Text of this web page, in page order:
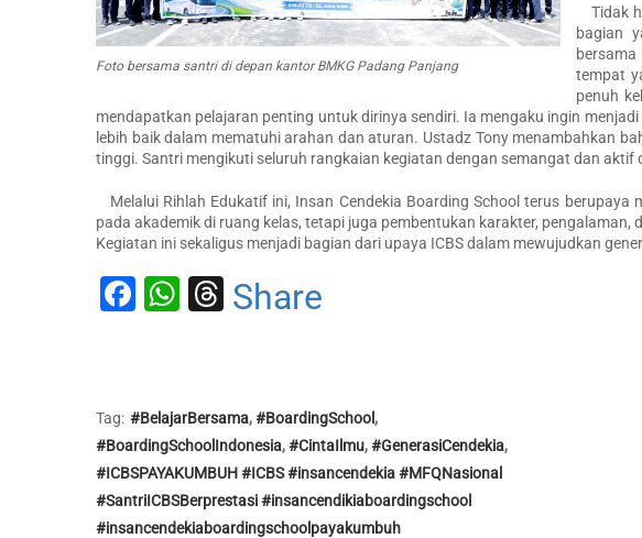
Foto bersama santri di depan kantor BMKG Padang Panjang
Tidak
bagian
tempat
penuh
mendapatkan pelajaran penting untuk dirinya sendiri. Ia mengaku ingin
lebih baik dalam mematuhi arahan dan aturan. Ustadz Tony menambahkan
tinggi. Santri mengikuti seluruh rangkaian kegiatan dengan semangat dan
Melalui Rihlah Edukatif ini, Insan Cendekia Boarding School terus
pada akademik di ruang kelas, tetapi juga pembentukan karakter,
Kegiatan ini sekaligus menjadi bagian dari upaya ICBS dalam mewujudkan
Facebook
WhatsApp
Threads
Share
Tag: #BelajarBersama,#BoardingSchool ,
#BoardingSchoolIndonesia,#CintaIlmu,#GenerasiCendekia,
#ICBSPAYAKUMBUH #ICBS #insancendekia #MFQNasional
#SantriICBSBerprestasi #insancendikiaboardingschool
#insancendekiaboardingschoolpayakumbuh